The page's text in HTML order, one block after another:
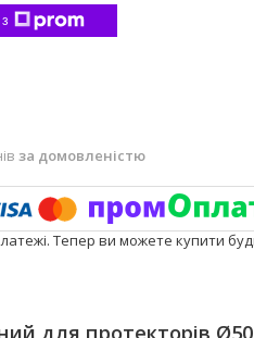
за домовленістю
Тепер ви можете купити
для протекторів